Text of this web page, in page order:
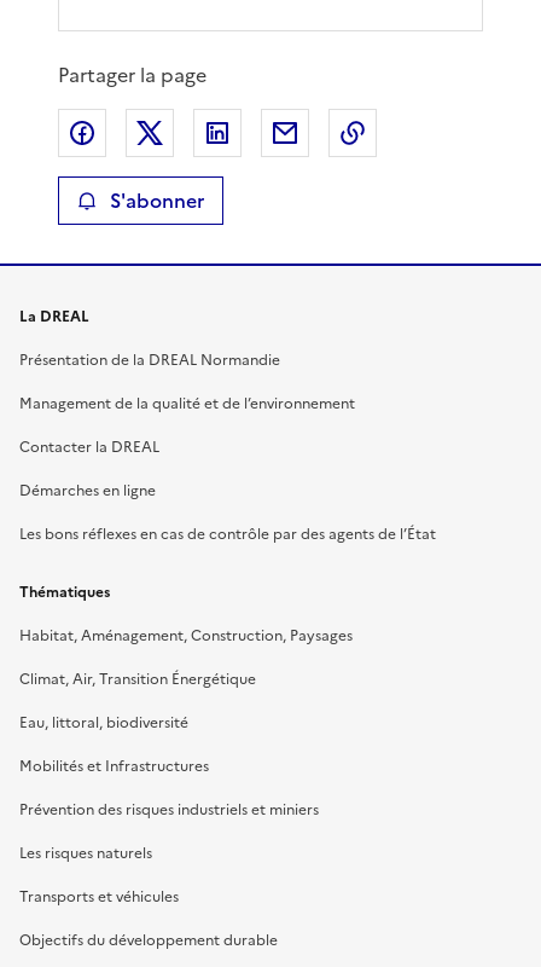
Partager la page
Partager sur Facebook
Partager sur XPartager sur LinkedIn
Partager par email
S'abonner
La DREAL
Présentation de la DREAL Normandie
Management de la qualité et de l’environnement
Contacter la DREAL
Démarches en ligne
Les bons réflexes en cas de contrôle par des agents de l’État
Thématiques
Habitat, Aménagement, Construction, Paysages
Climat, Air, Transition Énergétique
Eau, littoral, biodiversité
Mobilités et Infrastructures
Prévention des risques industriels et miniers
Les risques naturels
Transports et véhicules
Objectifs du développement durable